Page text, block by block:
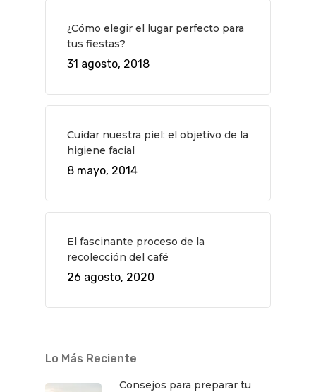
¿Cómo elegir el lugar perfecto para
tus fiestas?
31 agosto, 2018
Cuidar nuestra piel: el objetivo de la
higiene facial
8 mayo, 2014
El fascinante proceso de la
recolección del café
26 agosto, 2020
Lo Más Reciente
Consejos para preparar tu
Teatro
Música
GASTRO
Rutas Por Madrid
Gastro
BEAUTY